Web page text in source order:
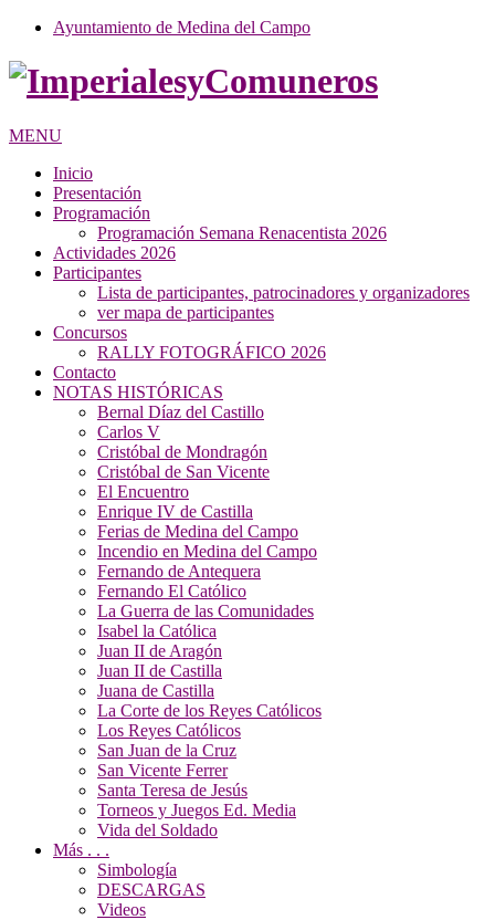
Ayuntamiento de Medina del Campo
MENU
Inicio
Presentación
Programación
Programación Semana Renacentista 2026
Actividades 2026
Participantes
Lista de participantes, patrocinadores y organizadores
ver mapa de participantes
Concursos
RALLY FOTOGRÁFICO 2026
Contacto
NOTAS HISTÓRICAS
Bernal Díaz del Castillo
Carlos V
Cristóbal de Mondragón
Cristóbal de San Vicente
El Encuentro
Enrique IV de Castilla
Ferias de Medina del Campo
Incendio en Medina del Campo
Fernando de Antequera
Fernando El Católico
La Guerra de las Comunidades
Isabel la Católica
Juan II de Aragón
Juan II de Castilla
Juana de Castilla
La Corte de los Reyes Católicos
Los Reyes Católicos
San Juan de la Cruz
San Vicente Ferrer
Santa Teresa de Jesús
Torneos y Juegos Ed. Media
Vida del Soldado
Más . . .
Simbología
DESCARGAS
Videos